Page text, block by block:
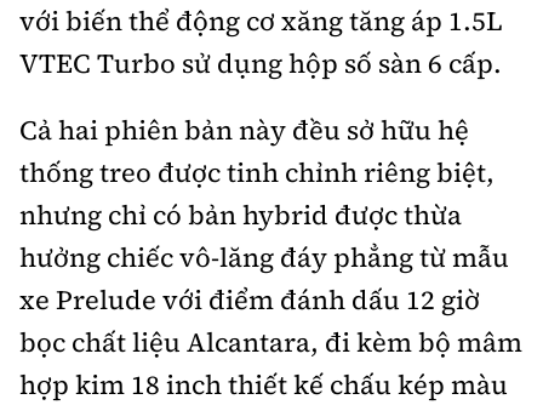
với biến thể động cơ xăng tăng áp 1.5L
VTEC Turbo sử dụng hộp số sàn 6 cấp.
Cả hai phiên bản này đều sở hữu hệ
thống treo được tinh chỉnh riêng biệt,
nhưng chỉ có bản hybrid được thừa
hưởng chiếc vô-lăng đáy phẳng từ mẫu
xe Prelude với điểm đánh dấu 12 giờ
bọc chất liệu Alcantara, đi kèm bộ mâm
hợp kim 18 inch thiết kế chấu kép màu